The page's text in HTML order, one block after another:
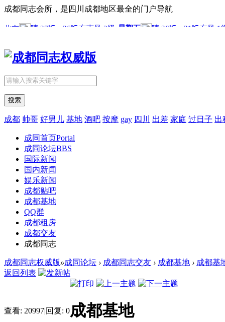
成都同志会所，是四川成都地区最全的门户导航
搜索
成都 帅哥 好男儿 基地 酒吧 按摩 gay 四川 出差 家庭 过日子 出
成同首页Portal
成同论坛BBS
国际新闻
国内新闻
娱乐新闻
成都贴吧
成都基地
QQ群
成都租房
成都交友
成都同志
成都同志权威版»成同论坛 › 成都同志交友 › 成都基地 › 成都基
返回列表
查看: 20997|回复: 0成都基地